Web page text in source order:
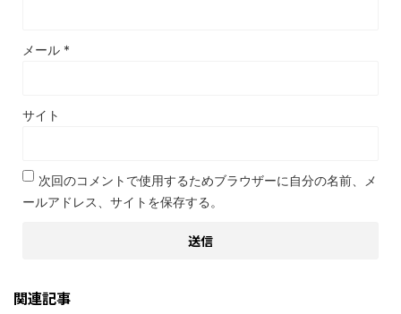
メール *
サイト
次回のコメントで使用するためブラウザーに自分の名前、メ
ールアドレス、サイトを保存する。
関連記事